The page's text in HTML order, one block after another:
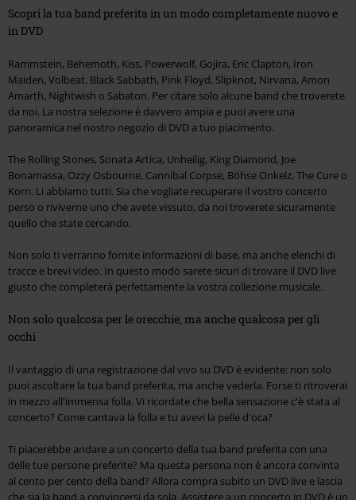
Scopri la tua band preferita in un modo completamente nuovo e
in DVD
Rammstein, Behemoth, Kiss, Powerwolf, Gojira, Eric Clapton, Iron
Maiden, Volbeat, Black Sabbath, Pink Floyd, Slipknot, Nirvana, Amon
Amarth, Nightwish o Sabaton. Per citare solo alcune band che troverete
da noi. La nostra selezione è davvero ampia e puoi avere una
panoramica nel nostro negozio di DVD a tuo piacimento.
The Rolling Stones, Sonata Artica, Unheilig, King Diamond, Joe
Bonamassa, Ozzy Osbourne, Cannibal Corpse, Böhse Onkelz, The Cure o
Korn. Li abbiamo tutti. Sia che vogliate recuperare il vostro concerto
perso o riviverne uno che avete vissuto, da noi troverete sicuramente
quello che state cercando.
Non solo ti verranno fornite informazioni di base, ma anche elenchi di
tracce e brevi video. In questo modo sarete sicuri di trovare il DVD live
giusto che completerà perfettamente la vostra collezione musicale.
Non solo qualcosa per le orecchie, ma anche qualcosa per gli
occhi
Il vantaggio di una registrazione dal vivo su DVD è evidente: non solo
puoi ascoltare la tua band preferita, ma anche vederla. Forse ti ritroverai
in mezzo all'immensa folla. Vi ricordate che bella sensazione c'è stata al
concerto? Come cantava la folla e tu avevi la pelle d'oca?
Ti piacerebbe andare a un concerto della tua band preferita con una
delle tue persone preferite? Ma questa persona non è ancora convinta
al cento per cento della band? Allora compra subito un DVD live e lascia
che sia la band a convincersi da sola. Assistere a un concerto in DVD è un